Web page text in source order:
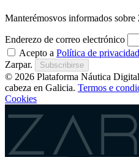
Manterémosvos informados sobre
Enderezo de correo electrónico
Acepto a Política de
Zarpar.
Subscribirse
© 2026 Plataforma Náutica
cabeza en Galicia. Termos e
Cookies